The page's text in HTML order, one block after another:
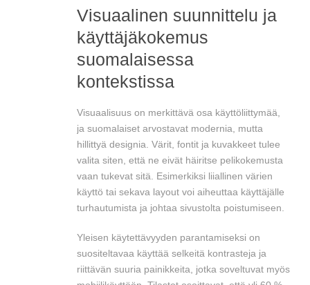
Visuaalinen suunnittelu ja
käyttäjäkokemus
suomalaisessa
kontekstissa
Visuaalisuus on merkittävä osa käyttöliittymää,
ja suomalaiset arvostavat modernia, mutta
hillittyä designia. Värit, fontit ja kuvakkeet tulee
valita siten, että ne eivät häiritse pelikokemusta
vaan tukevat sitä. Esimerkiksi liiallinen värien
käyttö tai sekava layout voi aiheuttaa käyttäjälle
turhautumista ja johtaa sivustolta poistumiseen.
Yleisen käytettävyyden parantamiseksi on
suositeltavaa käyttää selkeitä kontrasteja ja
riittävän suuria painikkeita, jotka soveltuvat myös